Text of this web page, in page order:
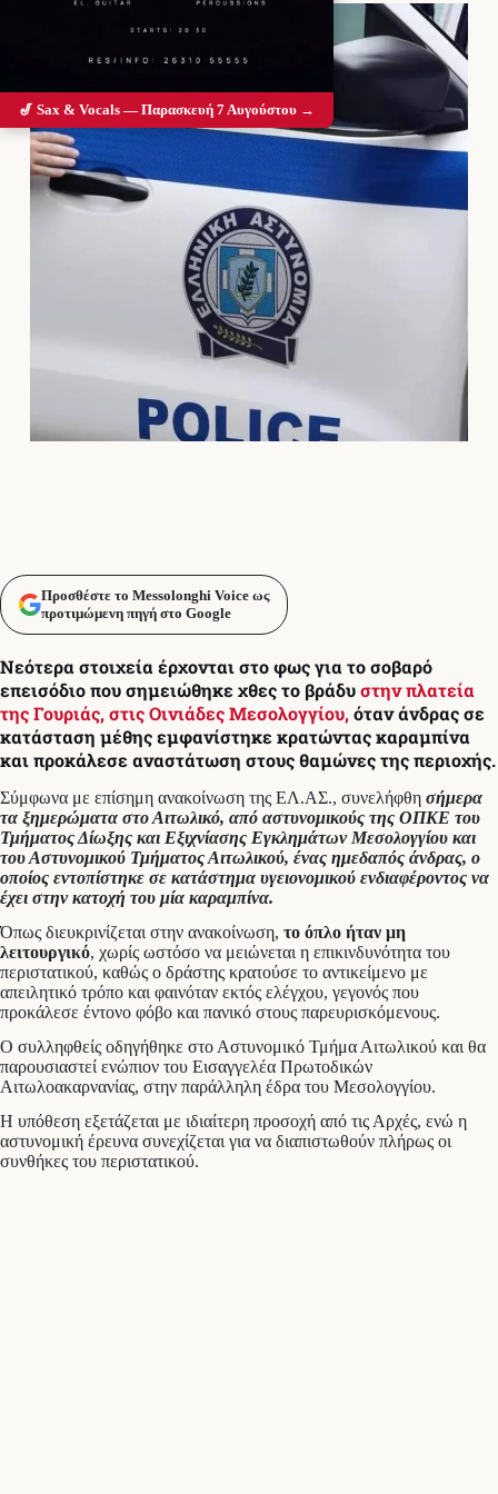
Προσθέστε το Messolonghi Voice ως
προτιμώμενη πηγή στο Google
Νεότερα στοιχεία έρχονται στο φως για το σοβαρό
επεισόδιο που σημειώθηκε χθες το βράδυστην πλατεία
της Γουριάς, στις Οινιάδες Μεσολογγίου,όταν άνδρας σε
κατάσταση μέθης εμφανίστηκε κρατώντας καραμπίνα
και προκάλεσε αναστάτωση στους θαμώνες της περιοχής.
Σύμφωνα με επίσημη ανακοίνωση της ΕΛ.ΑΣ., συνελήφθη σήμερα
τα ξημερώματα στο Αιτωλικό, από αστυνομικούς της ΟΠΚΕ του
Τμήματος Δίωξης και Εξιχνίασης Εγκλημάτων Μεσολογγίου και
του Αστυνομικού Τμήματος Αιτωλικού, ένας ημεδαπός άνδρας, ο
οποίος εντοπίστηκε σε κατάστημα υγειονομικού ενδιαφέροντος να
έχει στην κατοχή του μία καραμπίνα.
Όπως διευκρινίζεται στην ανακοίνωση, το όπλο ήταν μη
λειτουργικό, χωρίς ωστόσο να μειώνεται η επικινδυνότητα του
περιστατικού, καθώς ο δράστης κρατούσε το αντικείμενο με
απειλητικό τρόπο και φαινόταν εκτός ελέγχου, γεγονός που
προκάλεσε έντονο φόβο και πανικό στους παρευρισκόμενους.
Ο συλληφθείς οδηγήθηκε στο Αστυνομικό Τμήμα Αιτωλικού και θα
παρουσιαστεί ενώπιον του Εισαγγελέα Πρωτοδικών
Αιτωλοακαρνανίας, στην παράλληλη έδρα του Μεσολογγίου.
Η υπόθεση εξετάζεται με ιδιαίτερη προσοχή από τις Αρχές, ενώ η
αστυνομική έρευνα συνεχίζεται για να διαπιστωθούν πλήρως οι
συνθήκες του περιστατικού.
🎷 Sax & Vocals — Παρασκευή 7 Αυγούστου →